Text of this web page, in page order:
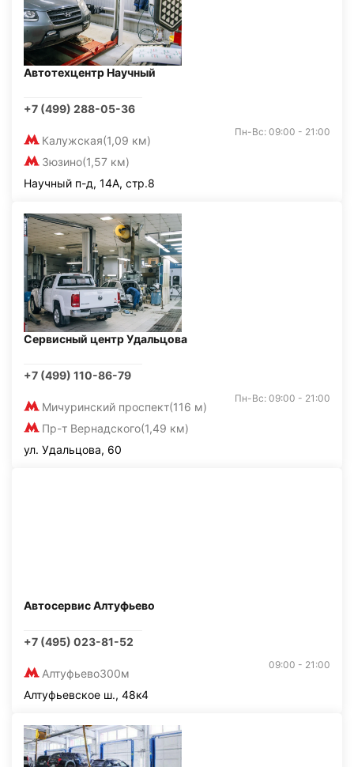
Автотехцентр Научный
+7 (499) 288-05-36
Калужская(1,09 км)
Зюзино(1,57 км)
Пн-Вс: 09:00 - 21:00
Научный п-д, 14А, стр.8
Сервисный центр Удальцова
+7 (499) 110-86-79
Мичуринский проспект(116 м)
Пр-т Вернадского(1,49 км)
Пн-Вс: 09:00 - 21:00
ул. Удальцова, 60
Автосервис Алтуфьево
+7 (495) 023-81-52
Алтуфьево300м
09:00 - 21:00
Алтуфьевское ш., 48к4